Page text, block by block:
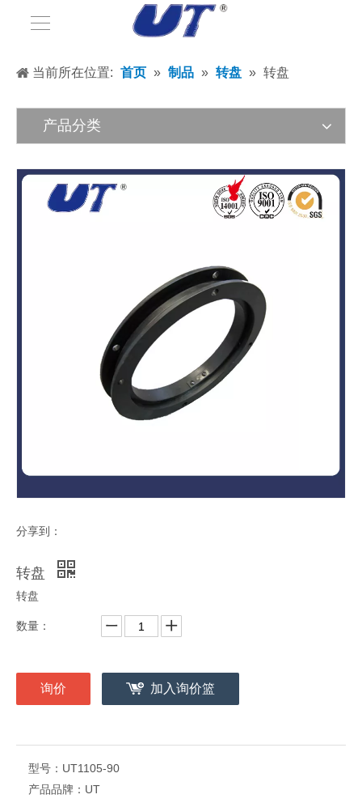
当前所在位置: 首页 » 制品 » 转盘 » 转盘
产品分类
分享到：
转盘
转盘
数量：
询价 加入询价篮
型号： UT1105-90
产品品牌： UT